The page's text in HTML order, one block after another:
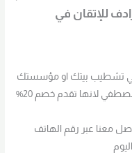
مرادف للإتقان في
تشطيب بيتك او مؤسستك
من شركة المصطفي لانها تقدم خصم 20%
معنا عبر رقم الهاتف